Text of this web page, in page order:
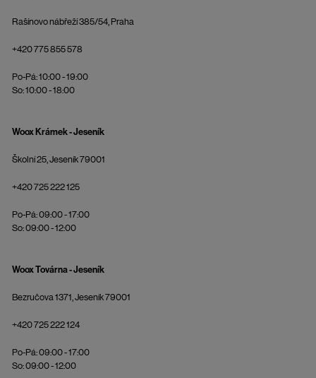
Rašínovo nábřeží 385/54, Praha
+420 775 855 578
Po-Pá: 10:00 - 19:00
So: 10:00 - 18:00
Woox Krámek - Jeseník
Školní 25, Jeseník 79001
+420 725 222 125
Po-Pá: 09:00 - 17:00
So: 09:00 - 12:00
Woox Továrna - Jeseník
Bezručova 1371, Jeseník 79001
+420 725 222 124
Po-Pá: 09:00 - 17:00
So: 09:00 - 12:00